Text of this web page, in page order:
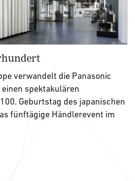
verwandelt die Panasonic
spektakulären
Geburtstag des japanischen
fünftägige Händlerevent im